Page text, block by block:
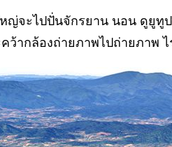
จะไปปั่นจักรยาน นอน ดูยูทูป
ว้ากล้องถ่ายภาพไปถ่ายภาพ